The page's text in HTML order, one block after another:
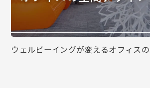
ウェルビーイングが変えるオフィスの